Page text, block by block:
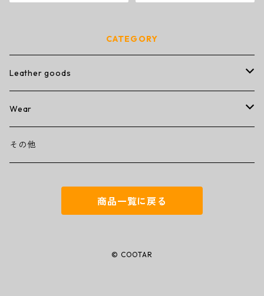
CATEGORY
Leather goods
wallet
ミニミニウォレット
その他
Wear
T-shirt
その他
商品一覧に戻る
© COOTAR